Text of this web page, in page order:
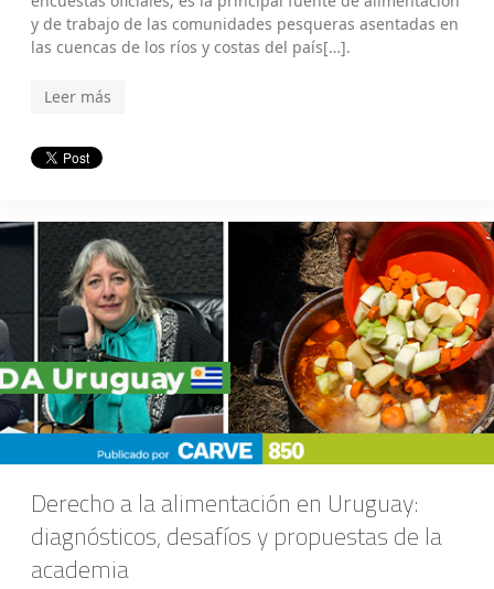
y de trabajo de las comunidades pesqueras asentadas en
las cuencas de los ríos y costas del país[…].
Leer más
Derecho a la alimentación en Uruguay:
diagnósticos, desafíos y propuestas de la
academia